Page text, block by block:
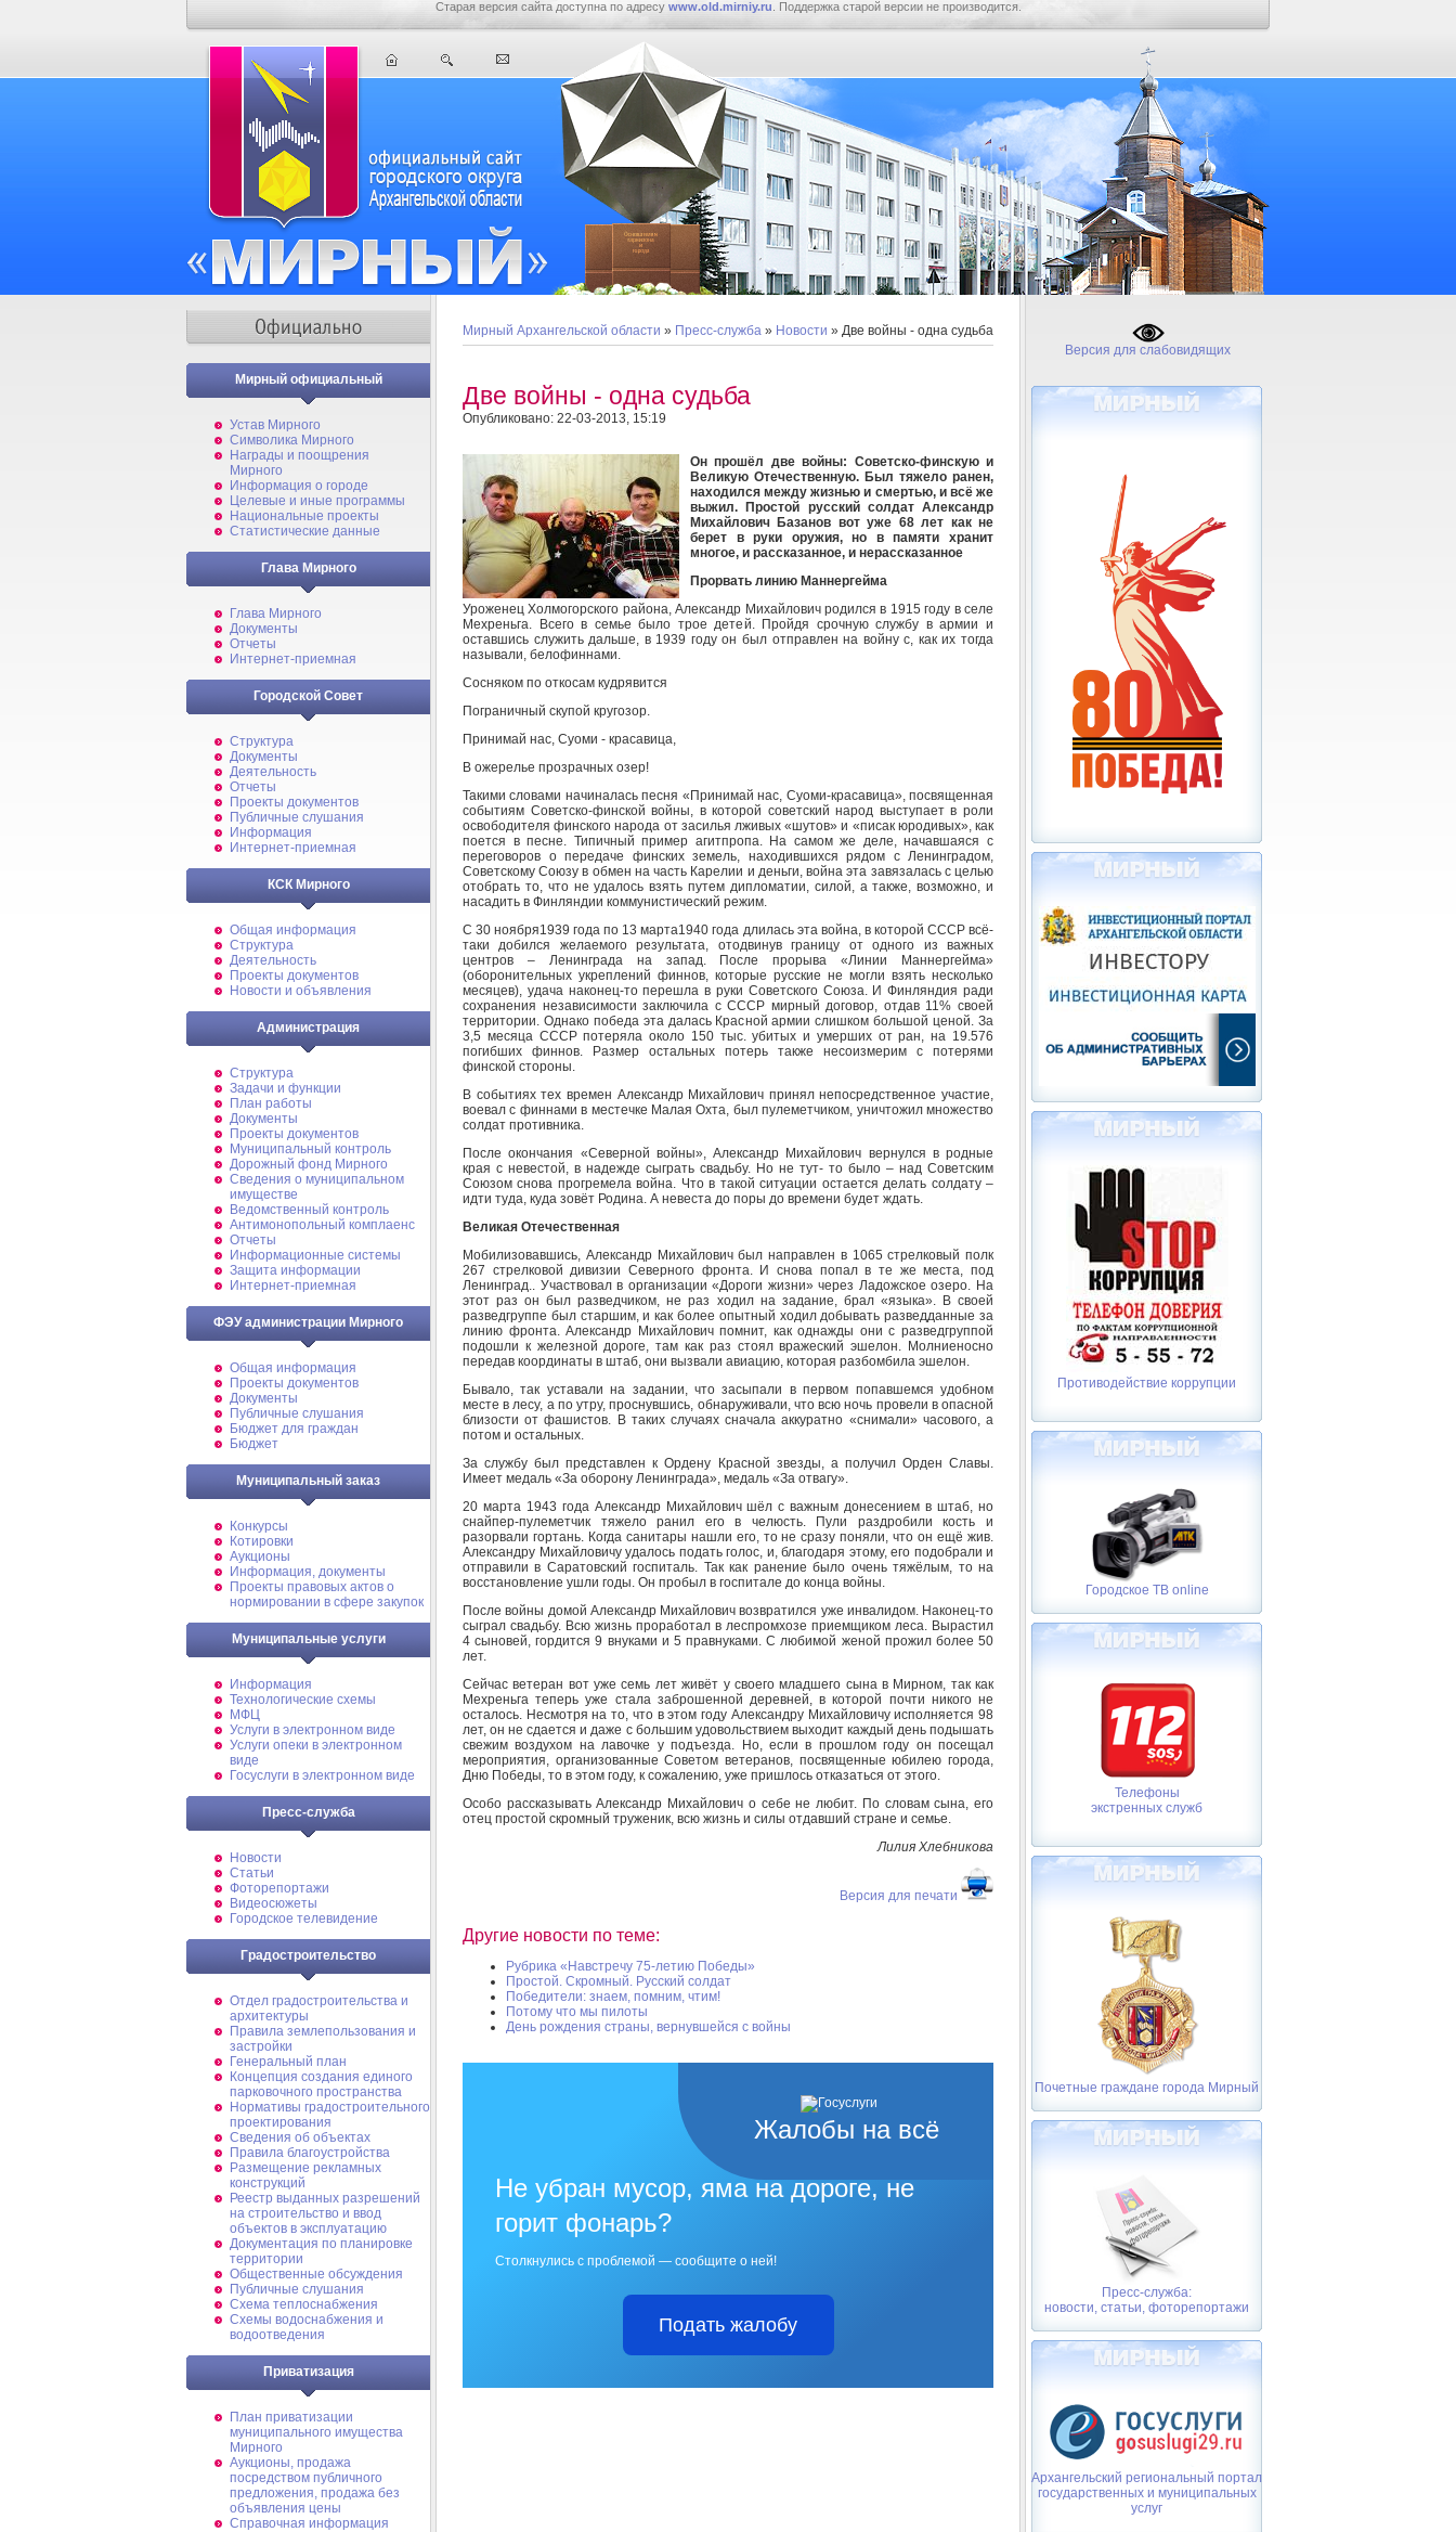
Старая версия сайта доступна по адресу www.old.mirniy.ru . Поддержка старой версии не производится.
Мирный официальный
Устав Мирного
Символика Мирного
Награды и поощрения
Мирного
Информация о городе
Целевые и иные программы
Национальные проекты
Статистические данные
Глава Мирного
Глава Мирного
Документы
Отчеты
Интернет-приемная
Городской Совет
Структура
Документы
Деятельность
Отчеты
Проекты документов
Публичные слушания
Информация
Интернет-приемная
КСК Мирного
Общая информация
Структура
Деятельность
Проекты документов
Новости и объявления
Администрация
Структура
Задачи и функции
План работы
Документы
Проекты документов
Муниципальный контроль
Дорожный фонд Мирного
Cведения о муниципальном
имуществе
Ведомственный контроль
Антимонопольный комплаенс
Отчеты
Информационные системы
Защита информации
Интернет-приемная
ФЭУ администрации Мирного
Общая информация
Проекты документов
Документы
Публичные слушания
Бюджет для граждан
Бюджет
Муниципальный заказ
Конкурсы
Котировки
Аукционы
Информация, документы
Проекты правовых актов о
нормировании в сфере закупок
Муниципальные услуги
Информация
Технологические схемы
МФЦ
Услуги в электронном виде
Услуги опеки в электронном
виде
Госуслуги в электронном виде
Пресс-служба
Новости
Статьи
Фоторепортажи
Видеосюжеты
Городское телевидение
Градостроительство
Отдел градостроительства и
архитектуры
Правила землепользования и
застройки
Генеральный план
Концепция создания единого
парковочного пространства
Нормативы градостроительного
проектирования
Сведения об объектах
Правила благоустройства
Размещение рекламных
конструкций
Реестр выданных разрешений
на строительство и ввод
объектов в эксплуатацию
Документация по планировке
территории
Общественные обсуждения
Публичные слушания
Схема теплоснабжения
Схемы водоснабжения и
водоотведения
Приватизация
План приватизации
муниципального имущества
Мирного
Аукционы, продажа
посредством публичного
предложения, продажа без
объявления цены
Справочная информация
Мирный Архангельской области » Пресс-служба » Новости » Две войны - одна судьба
Две войны - одна судьба
Опубликовано: 22-03-2013, 15:19
Он прошёл две войны: Советско-финскую и
Великую Отечественную. Был тяжело ранен,
находился между жизнью и смертью, и всё же
выжил. Простой русский солдат Александр
Михайлович Базанов вот уже 68 лет как не
берет в руки оружия, но в памяти хранит
многое, и рассказанное, и нерассказанное
Прорвать линию Маннергейма
Уроженец Холмогорского района, Александр Михайлович родился в 1915 году в селе
Мехреньга. Всего в семье было трое детей. Пройдя срочную службу в армии и
оставшись служить дальше, в 1939 году он был отправлен на войну с, как их тогда
называли, белофиннами.
Сосняком по откосам кудрявится
Пограничный скупой кругозор.
Принимай нас, Суоми - красавица,
В ожерелье прозрачных озер!
Такими словами начиналась песня «Принимай нас, Суоми-красавица», посвященная
событиям Советско-финской войны, в которой советский народ выступает в роли
освободителя финского народа от засилья лживых «шутов» и «писак юродивых», как
поется в песне. Типичный пример агитпропа. На самом же деле, начавшаяся с
переговоров о передаче финских земель, находившихся рядом с Ленинградом,
Советскому Союзу в обмен на часть Карелии и деньги, война эта завязалась с целью
отобрать то, что не удалось взять путем дипломатии, силой, а также, возможно, и
насадить в Финляндии коммунистический режим.
С 30 ноября1939 года по 13 марта1940 года длилась эта война, в которой СССР всё-
таки добился желаемого результата, отодвинув границу от одного из важных
центров – Ленинграда на запад. После прорыва «Линии Маннергейма»
(оборонительных укреплений финнов, которые русские не могли взять несколько
месяцев), удача наконец-то перешла в руки Советского Союза. И Финляндия ради
сохранения независимости заключила с СССР мирный договор, отдав 11% своей
территории. Однако победа эта далась Красной армии слишком большой ценой. За
3,5 месяца СССР потеряла около 150 тыс. убитых и умерших от ран, на 19.576
погибших финнов. Размер остальных потерь также несоизмерим с потерями
финской стороны.
В событиях тех времен Александр Михайлович принял непосредственное участие,
воевал с финнами в местечке Малая Охта, был пулеметчиком, уничтожил множество
солдат противника.
После окончания «Северной войны», Александр Михайлович вернулся в родные
края с невестой, в надежде сыграть свадьбу. Но не тут- то было – над Советским
Союзом снова прогремела война. Что в такой ситуации остается делать солдату –
идти туда, куда зовёт Родина. А невеста до поры до времени будет ждать.
Великая Отечественная
Мобилизовавшись, Александр Михайлович был направлен в 1065 стрелковый полк
267 стрелковой дивизии Северного фронта. И снова попал в те же места, под
Ленинград.. Участвовал в организации «Дороги жизни» через Ладожское озеро. На
этот раз он был разведчиком, не раз ходил на задание, брал «языка». В своей
разведгруппе был старшим, и как более опытный ходил добывать разведданные за
линию фронта. Александр Михайлович помнит, как однажды они с разведгруппой
подошли к железной дороге, там как раз стоял вражеский эшелон. Молниеносно
передав координаты в штаб, они вызвали авиацию, которая разбомбила эшелон.
Бывало, так уставали на задании, что засыпали в первом попавшемся удобном
месте в лесу, а по утру, проснувшись, обнаруживали, что всю ночь провели в опасной
близости от фашистов. В таких случаях сначала аккуратно «снимали» часового, а
потом и остальных.
За службу был представлен к Ордену Красной звезды, а получил Орден Славы.
Имеет медаль «За оборону Ленинграда», медаль «За отвагу».
20 марта 1943 года Александр Михайлович шёл с важным донесением в штаб, но
снайпер-пулеметчик тяжело ранил его в челюсть. Пули раздробили кость и
разорвали гортань. Когда санитары нашли его, то не сразу поняли, что он ещё жив.
Александру Михайловичу удалось подать голос, и, благодаря этому, его подобрали и
отправили в Саратовский госпиталь. Так как ранение было очень тяжёлым, то на
восстановление ушли годы. Он пробыл в госпитале до конца войны.
После войны домой Александр Михайлович возвратился уже инвалидом. Наконец-то
сыграл свадьбу. Всю жизнь проработал в леспромхозе приемщиком леса. Вырастил
4 сыновей, гордится 9 внуками и 5 правнуками. С любимой женой прожил более 50
лет.
Сейчас ветеран вот уже семь лет живёт у своего младшего сына в Мирном, так как
Мехреньга теперь уже стала заброшенной деревней, в которой почти никого не
осталось. Несмотря на то, что в этом году Александру Михайловичу исполняется 98
лет, он не сдается и даже с большим удовольствием выходит каждый день подышать
свежим воздухом на лавочке у подъезда. Но, если в прошлом году он посещал
мероприятия, организованные Советом ветеранов, посвященные юбилею города,
Дню Победы, то в этом году, к сожалению, уже пришлось отказаться от этого.
Особо рассказывать Александр Михайлович о себе не любит. По словам сына, его
отец простой скромный труженик, всю жизнь и силы отдавший стране и семье.
Лилия Хлебникова
Версия для печати
Другие новости по теме:
Рубрика «Навстречу 75-летию Победы»
Простой. Скромный. Русский солдат
Победители: знаем, помним, чтим!
Потому что мы пилоты
День рождения страны, вернувшейся с войны
Жалобы на всё
Не убран мусор, яма на дороге, не
горит фонарь?
Столкнулись с проблемой — сообщите о ней!
Подать жалобу
Версия для слабовидящих
Противодействие коррупции
Городское ТВ online
Телефоны
экстренных служб
Почетные граждане города Мирный
Пресс-служба:
новости, статьи, фоторепортажи
Архангельский региональный портал
государственных и муниципальных
услуг